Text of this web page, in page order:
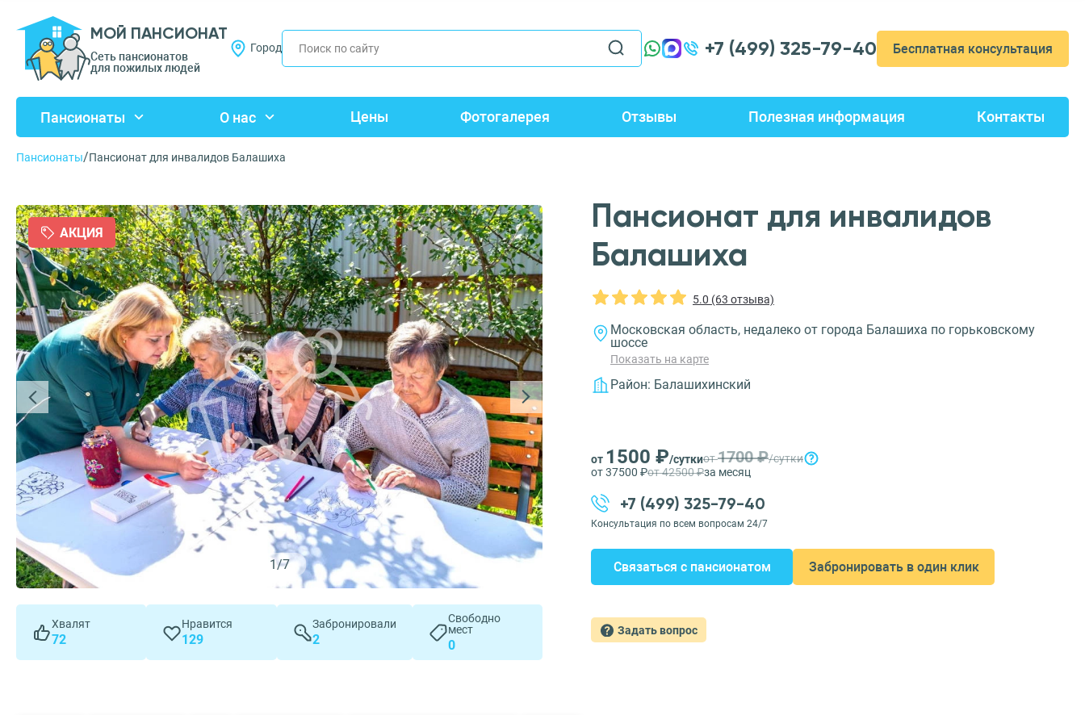
МОЙ ПАНСИОНАТ
Сеть пансионатов
для пожилых людей
Город +7 (499) 325-79-40 Бесплатная консультация
Пансионаты О нас Цены Фотогалерея Отзывы Полезная информация Контакты
Пансионаты/Пансионат для инвалидов Балашиха
1/7
АКЦИЯ
Хвалят
72
Нравится
129
Забронировали
2
Свободно
мест
0
Пансионат для инвалидов
Балашиха
5.0 (63 отзыва)
Московская область, недалеко от города Балашиха по горьковскому
шоссе
Показать на карте
Район: Балашихинский
от 1500 ₽/суткиот1700 ₽/сутки
от 37500 ₽от 42500 ₽за месяц
+7 (499) 325-79-40
Консультация по всем вопросам 24/7
Связаться с пансионатом Забронировать в один клик
Задать вопрос